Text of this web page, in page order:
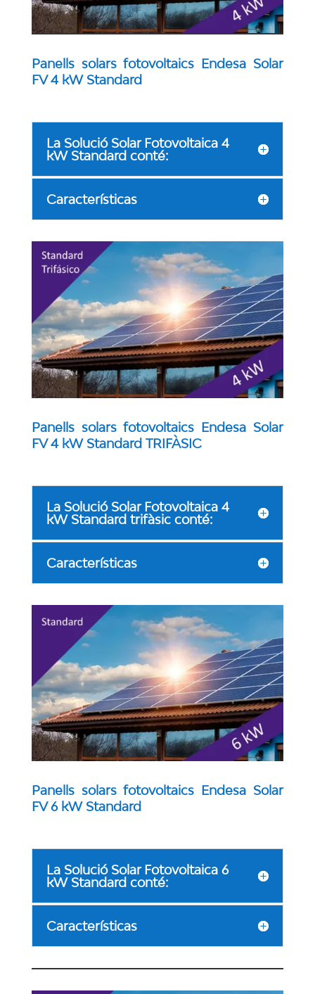
Panells solars fotovoltaics Endesa Solar
FV 4 kW Standard
La Solució Solar Fotovoltaica 4
kW Standard conté:
Características
Panells solars fotovoltaics Endesa Solar
FV 4 kW Standard TRIFÀSIC
La Solució Solar Fotovoltaica 4
kW Standard trifàsic conté:
Características
Panells solars fotovoltaics Endesa Solar
FV 6 kW Standard
La Solució Solar Fotovoltaica 6
kW Standard conté:
Características